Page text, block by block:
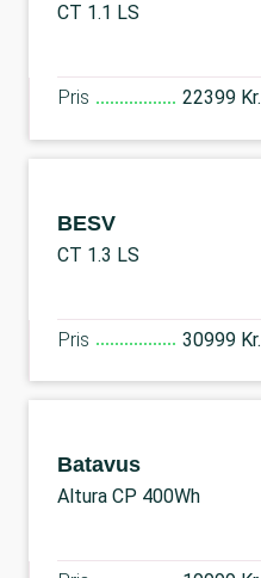
CT 1.1 LS
Pris 22399 Kr.
BESV
CT 1.3 LS
Pris 30999 Kr.
Batavus
Altura CP 400Wh